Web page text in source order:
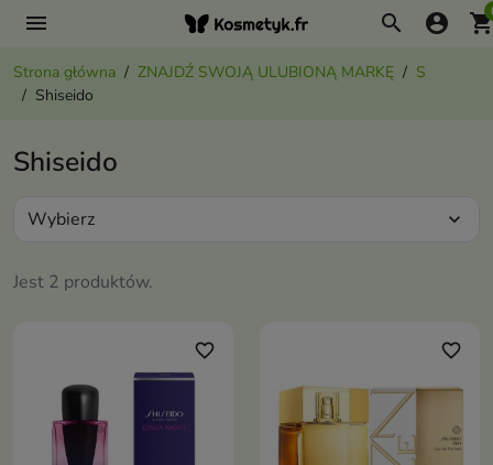
menu search account_circle
Strona główna ZNAJDŹ SWOJĄ ULUBIONĄ MARKĘ
S
Shiseido
Shiseido
Jest 2 produktów.
Wybierz expand_more
favorite_border favorite_border